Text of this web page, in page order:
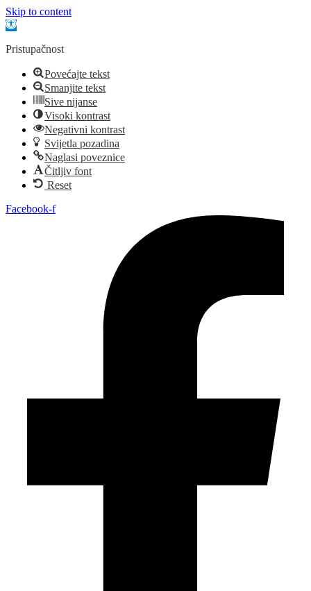
Skip to content
Open toolbar
Pristupačnost
Povećajte tekst
Smanjite tekst
Sive nijanse
Visoki kontrast
Negativni kontrast
Svijetla pozadina
Naglasi poveznice
Čitljiv font
Reset
Idi
Facebook-f